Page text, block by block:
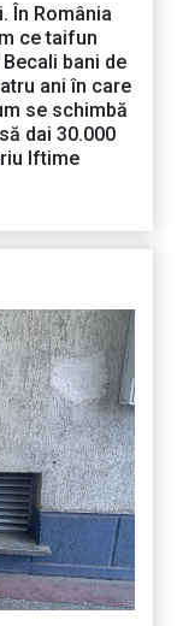
În România
ce taifun
bani de
ani în care
se schimbă
dai 30.000
Iftime